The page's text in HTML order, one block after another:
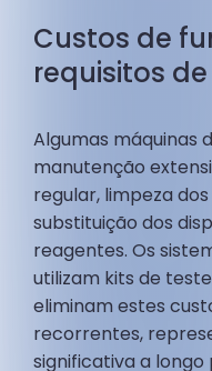
Custos de
requisitos
Algumas máquinas
manutenção
regular, limpeza
substituição dos
reagentes. Os
utilizam kits de
eliminam estes
recorrentes,
significativa a